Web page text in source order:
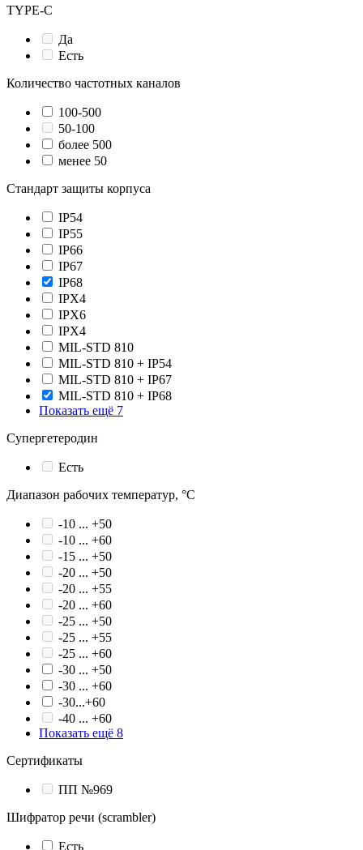
TYPE-C
Да
Есть
Количество частотных каналов
100-500
50-100
более 500
менее 50
Стандарт защиты корпуса
IP54
IP55
IP66
IP67
IP68
IPX4
IPX6
IPХ4
MIL-STD 810
MIL-STD 810 + IP54
MIL-STD 810 + IP67
MIL-STD 810 + IP68
Показать ещё 7
Супергетеродин
Есть
Диапазон рабочих температур, °С
-10 ... +50
-10 ... +60
-15 ... +50
-20 ... +50
-20 ... +55
-20 ... +60
-25 ... +50
-25 ... +55
-25 ... +60
-30 ... +50
-30 ... +60
-30...+60
-40 ... +60
Показать ещё 8
Сертификаты
ПП №969
Шифратор речи (scrambler)
Есть